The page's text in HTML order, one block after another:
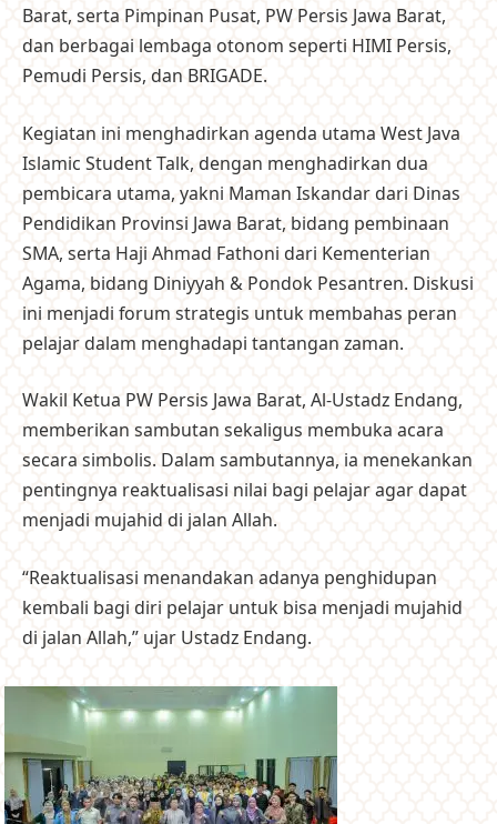
Barat, serta Pimpinan Pusat, PW Persis Jawa Barat,
dan berbagai lembaga otonom seperti HIMI Persis,
Pemudi Persis, dan BRIGADE.
Kegiatan ini menghadirkan agenda utama West Java
Islamic Student Talk, dengan menghadirkan dua
pembicara utama, yakni Maman Iskandar dari Dinas
Pendidikan Provinsi Jawa Barat, bidang pembinaan
SMA, serta Haji Ahmad Fathoni dari Kementerian
Agama, bidang Diniyyah & Pondok Pesantren. Diskusi
ini menjadi forum strategis untuk membahas peran
pelajar dalam menghadapi tantangan zaman.
Wakil Ketua PW Persis Jawa Barat, Al-Ustadz Endang,
memberikan sambutan sekaligus membuka acara
secara simbolis. Dalam sambutannya, ia menekankan
pentingnya reaktualisasi nilai bagi pelajar agar dapat
menjadi mujahid di jalan Allah.
“Reaktualisasi menandakan adanya penghidupan
kembali bagi diri pelajar untuk bisa menjadi mujahid
di jalan Allah,” ujar Ustadz Endang.